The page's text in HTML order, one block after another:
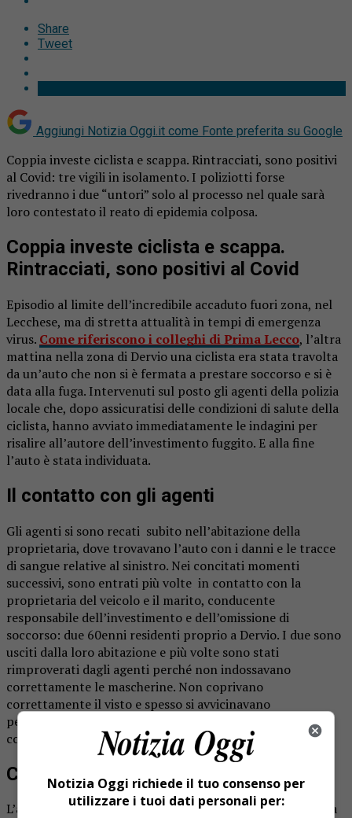
Share
Tweet
Aggiungi Notizia Oggi.it come Fonte preferita su Google
Coppia investe ciclista e scappa. Rintracciati, sono positivi
al Covid: tre vigili in isolamento. I poliziotti forse
rivedranno i due “untori” solo al processo nel quale sarà
loro contestato il reato di epidemia colposa.
Coppia investe ciclista e scappa.
Rintracciati, sono positivi al Covid
Episodio al limite dell’incredibile accaduto fuori zona, nel
Lecchese, ma di stretta attualità in tempi di emergenza
virus. Come riferiscono i colleghi di Prima Lecco, l’altra
mattina nella zona di Dervio una ciclista era stata travolta
da un’auto che non si è fermata a prestare soccorso e si è
data alla fuga. Intervenuti sul posto gli agenti della polizia
locale che, dopo assicuratisi delle condizioni di salute della
ciclista, hanno avviato immediatamente le indagini per
risalire all’autore dell’investimento fuggito. E alla fine
l’auto è stata individuata.
Il contatto con gli agenti
Gli agenti si sono recati subito nell’abitazione della
proprietaria, dove trovavano l’auto con i danni e le tracce
di sangue relative al sinistro. Nei concitati momenti
successivi, sono entrati più volte in contatto con la
proprietaria del veicolo e il marito, conducente
responsabile dell’investimento e dell’omissione di
soccorso: due 60enni residenti proprio a Dervio. I due sono
usciti dalla loro abitazione e più volte sono stati
rimproverati dagli agenti perché non indossavano
correttamente le mascherine. Non coprivano
correttamente il visto e spesso si avvicinavano
pericolosamente agli operatori venendone quasi in
contatto.
Colpo di scena: positivi
L’analisi dello stato del veicolo, dei documenti di guida e la
Notizia Oggi richiede il tuo consenso per
utilizzare i tuoi dati personali per: